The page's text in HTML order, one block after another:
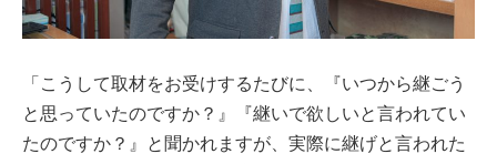
「こうして取材をお受けするたびに、『いつから継ごう
と思っていたのですか？』『継いで欲しいと言われてい
たのですか？』と聞かれますが、実際に継げと言われた